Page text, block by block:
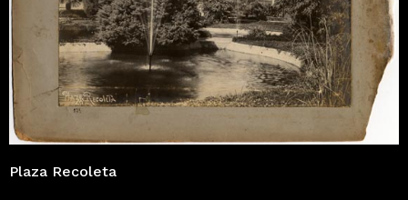
Plaza Recoleta